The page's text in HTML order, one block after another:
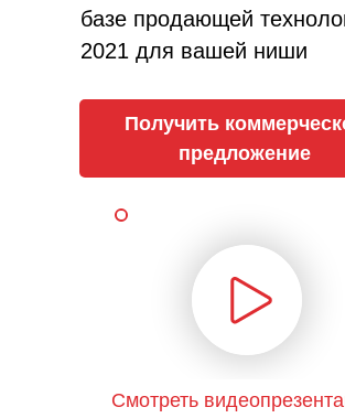
Смотреть
базе продающей
2021 для вашей ниши
Получить
предложение